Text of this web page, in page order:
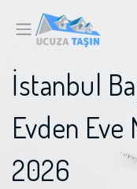
İstanbul
Evden Eve
2026